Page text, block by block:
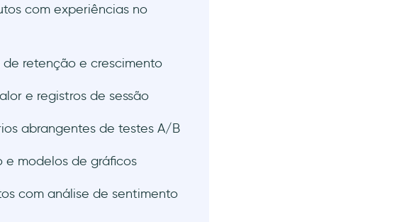
com experiências no
retenção e crescimento
e registros de sessão
abrangentes de testes A/B
modelos de gráficos
com análise de sentimento